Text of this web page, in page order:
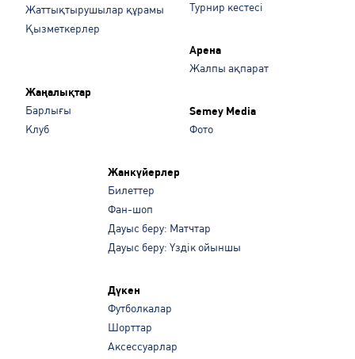
Жаттықтырушылар құрамы
Қызметкерлер
Жаңалықтар
Барлығы
Клуб
Турнир кестесі
Арена
Жалпы ақпарат
Semey Media
Фото
Жанкүйерлер
Билеттер
Фан-шоп
Дауыс беру: Матчтар
Дауыс беру: Үздік ойыншы
Дүкен
Футболкалар
Шорттар
Аксессуарлар